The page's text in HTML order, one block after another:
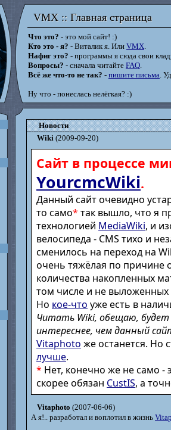
VMX :: Главная страница
VMX :: Главная страница
Что это? - это мой сайт! :)
Кто это - я? - Виталик я. Или VMX.
Нафиг это? - программы я сюда свои
Вопросы? - сначала читайте FAQ.
Всё же что-то не так? - пишите письма.
Ну что - понеслась нелёгкая? :)
Новости
Wiki (2009-09-20)
Сайт в процессе
YourcmcWiki.
Данный сайт очевидно
то само* так вышло, что я
технологией MediaWiki, и
велосипеда - CMS тихо и
сменилось на переход на
очень тяжёлая по причине
количества накопленных
том числе и не выложенных
Но кое-что уже есть в
Читать Wiki, обещаю, будет
интереснее, чем данный
Vitaphoto же останется. Но
лучше.
* Нет, конечно же не само -
скорее обязан CustIS, а
Vitaphoto (2007-06-06)
А я!.. разработал и воплотил в жизнь